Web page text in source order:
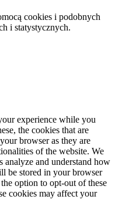
cookies i podobnych
i statystycznych.
experience while you
the cookies that are
browser as they are
of the website. We
analyze and understand how
be stored in your browser
option to opt-out of these
cookies may affect your